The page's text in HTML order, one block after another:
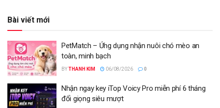
Bài viết mới
PetMatch – Ứng dụng nhận nuôi chó mèo an
toàn, minh bạch
BYTHANH KIM 06/08/2026 0
Nhận ngay key iTop Voicy Pro miễn phí 6 tháng
đổi giọng siêu mượt